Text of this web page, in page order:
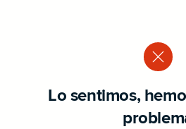
Lo sentimos,